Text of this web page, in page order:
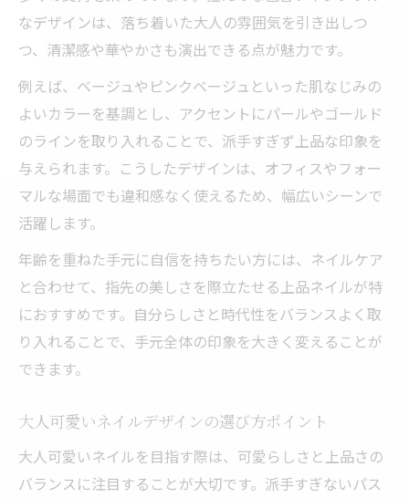
なデザインは、落ち着いた大人の雰囲気を引き出しつ
つ、清潔感や華やかさも演出できる点が魅力です。
例えば、ベージュやピンクベージュといった肌なじみの
よいカラーを基調とし、アクセントにパールやゴールド
のラインを取り入れることで、派手すぎず上品な印象を
与えられます。こうしたデザインは、オフィスやフォー
マルな場面でも違和感なく使えるため、幅広いシーンで
活躍します。
年齢を重ねた手元に自信を持ちたい方には、ネイルケア
と合わせて、指先の美しさを際立たせる上品ネイルが特
におすすめです。自分らしさと時代性をバランスよく取
り入れることで、手元全体の印象を大きく変えることが
できます。
大人可愛いネイルデザインの選び方ポイント
大人可愛いネイルを目指す際は、可愛らしさと上品さの
バランスに注目することが大切です。派手すぎないパス